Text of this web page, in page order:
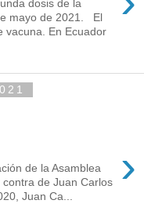
dosis de la
mayo de 2021. El
vacuna. En Ecuador
›
de la Asamblea
de Juan Carlos
Juan Ca...